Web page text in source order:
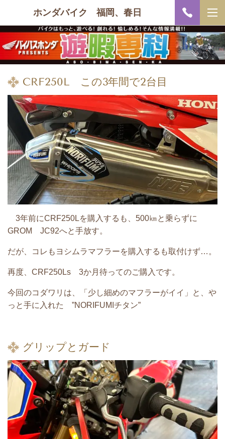
ホンダバイク 福岡、春日
CRF250L この3年間で2台目
3年前にCRF250Lを購入するも、500㎞と乗らずに
GROM JC92へと手放す。
だが、コレもヨシムラマフラーを購入するも取付けず…。
再度、CRF250Ls 3か月待ってのご購入です。
今回のコダワリは、「少し細めのマフラーがイイ」と、や
っと手に入れた ”NORIFUMIチタン”
グリップとガード